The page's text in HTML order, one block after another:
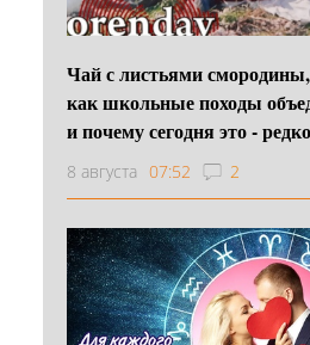
Чай с листьями
как школьные походы
и почему сегодня это -
8 августа 07:52 2